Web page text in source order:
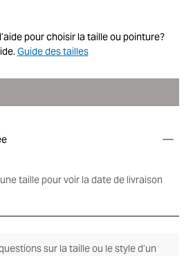
pour choisir la taille ou pointure?
Guide des tailles
taille pour voir la date de livraison
sur la taille ou le style d’un